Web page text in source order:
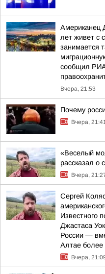
Американец
лет живет с
занимается
сообщил РИА
Вчера, 21:53
Почему
Вчера,
«Веселый
рассказал о
Вчера,
Сергей
Известного
Джастаса
России —
Алтае более
Вчера,